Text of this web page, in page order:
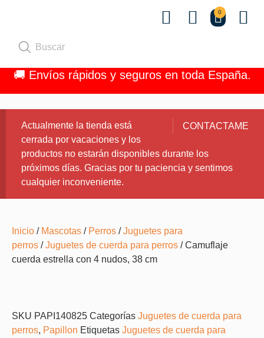
0
🚚 Envíos rápidos y seguros en toda España.
CONTACTAME
Actualmente la tienda está
cerrada por vacaciones y los
productos no estarán disponibles durante los
próximos días. Gracias por tu paciencia y sentimos
cualquier inconveniente.
Inicio / Mascotas / Perros /Juguetes para
perros /Juguetes de cuerda para perros / Camuflaje
cuerda estrella con 4 nudos, 38 cm
SKU PAPI140825 Categorías Juguetes de cuerda para
perros, Papillon Etiquetas Juguetes de cuerda para